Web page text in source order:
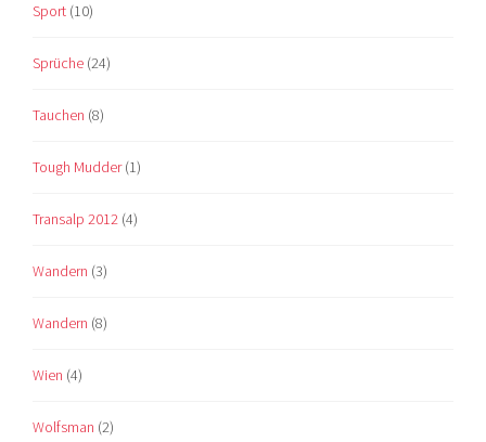
Sport (10)
Sprüche (24)
Tauchen (8)
Tough Mudder(1)
Transalp 2012 (4)
Wandern (3)
Wandern (8)
Wien (4)
Wolfsman (2)